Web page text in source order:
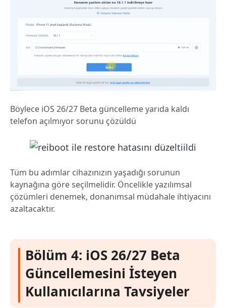
Böylece iOS 26/27 Beta güncelleme yarıda kaldı
telefon açılmıyor sorunu çözüldü
Tüm bu adımlar cihazınızın yaşadığı sorunun
kaynağına göre seçilmelidir. Öncelikle yazılımsal
çözümleri denemek, donanımsal müdahale ihtiyacını
azaltacaktır.
Bölüm 4: iOS 26/27 Beta
Güncellemesini İsteyen
Kullanıcılarına Tavsiyeler